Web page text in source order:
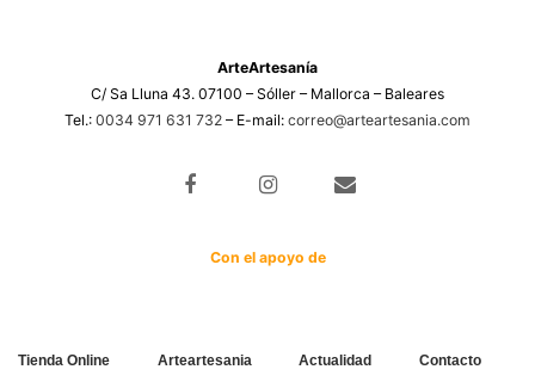
ArteArtesanía
C/ Sa Lluna 43. 07100 – Sóller – Mallorca – Baleares
Tel.: 0034 971 631 732 – E-mail: correo@arteartesania.com
Con el apoyo de
Tienda Online Arteartesania Actualidad Contacto